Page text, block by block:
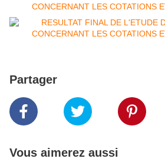
Partager
Vous aimerez aussi